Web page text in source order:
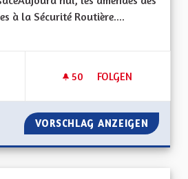
à la Sécurité Routière....
50 50 FOLLOWER
FOLGEN
LES REVENUS
VORSCHLAG ANZEIGEN LES